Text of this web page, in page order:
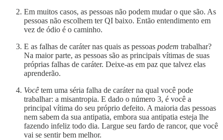
Em muitos casos, as pessoas não podem mudar o que são. As
pessoas não escolhem ter QI baixo. Então entendimento em
vez de ódio é o caminho.
E as falhas de caráter nas quais as pessoas podem trabalhar?
Na maior parte, as pessoas são as principais vítimas de suas
próprias falhas de caráter. Deixe-as em paz que talvez elas
aprenderão.
Você tem uma séria falha de caráter na qual você pode
trabalhar: a misantropia. E dado o número 3, é você a
principal vítima do seu próprio defeito. A maioria das pessoas
nem sabem da sua antipatia, embora sua antipatia esteja lhe
fazendo infeliz todo dia. Largue seu fardo de rancor, que você
vai se sentir bem melhor.